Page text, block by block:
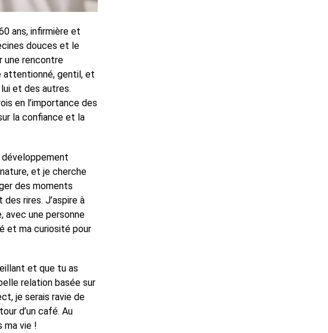
ans, infirmière et
douces et le
une rencontre
attentionné, gentil, et
et des autres.
en l’importance des
la confiance et la
développement
et je cherche
des moments
rires. J’aspire à
avec une personne
et ma curiosité pour
et que tu as
relation basée sur
je serais ravie de
d’un café. Au
ma vie !